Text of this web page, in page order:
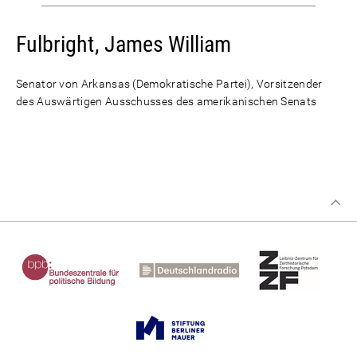
Fulbright, James William
Senator von Arkansas (Demokratische Partei), Vorsitzender
des Auswärtigen Ausschusses des amerikanischen Senats